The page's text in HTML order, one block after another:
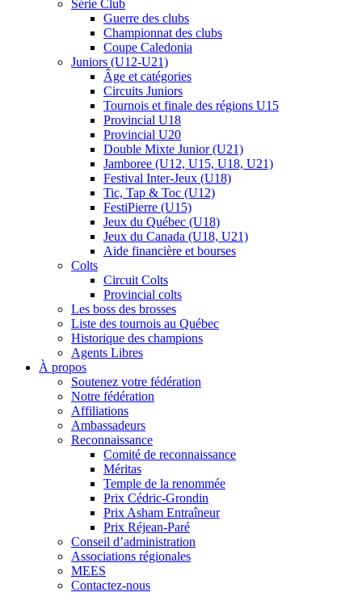
Série Club
Guerre des clubs
Championnat des clubs
Coupe Caledonia
Juniors (U12-U21)
Âge et catégories
Circuits Juniors
Tournois et finale des régions U15
Provincial U18
Provincial U20
Double Mixte Junior (U21)
Jamboree (U12, U15, U18, U21)
Festival Inter-Jeux (U18)
Tic, Tap & Toc (U12)
FestiPierre (U15)
Jeux du Québec (U18)
Jeux du Canada (U18, U21)
Aide financière et bourses
Colts
Circuit Colts
Provincial colts
Les boss des brosses
Liste des tournois au Québec
Historique des champions
Agents Libres
À propos
Soutenez votre fédération
Notre fédération
Affiliations
Ambassadeurs
Reconnaissance
Comité de reconnaissance
Méritas
Temple de la renommée
Prix Cédric-Grondin
Prix Asham Entraîneur
Prix Réjean-Paré
Conseil d’administration
Associations régionales
MEES
Contactez-nous